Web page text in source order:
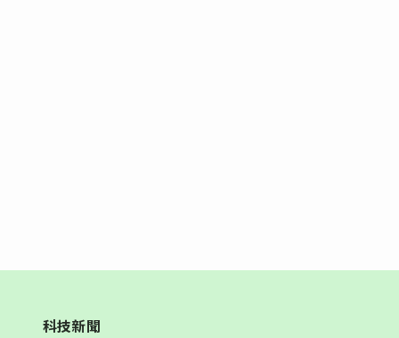
科技新聞